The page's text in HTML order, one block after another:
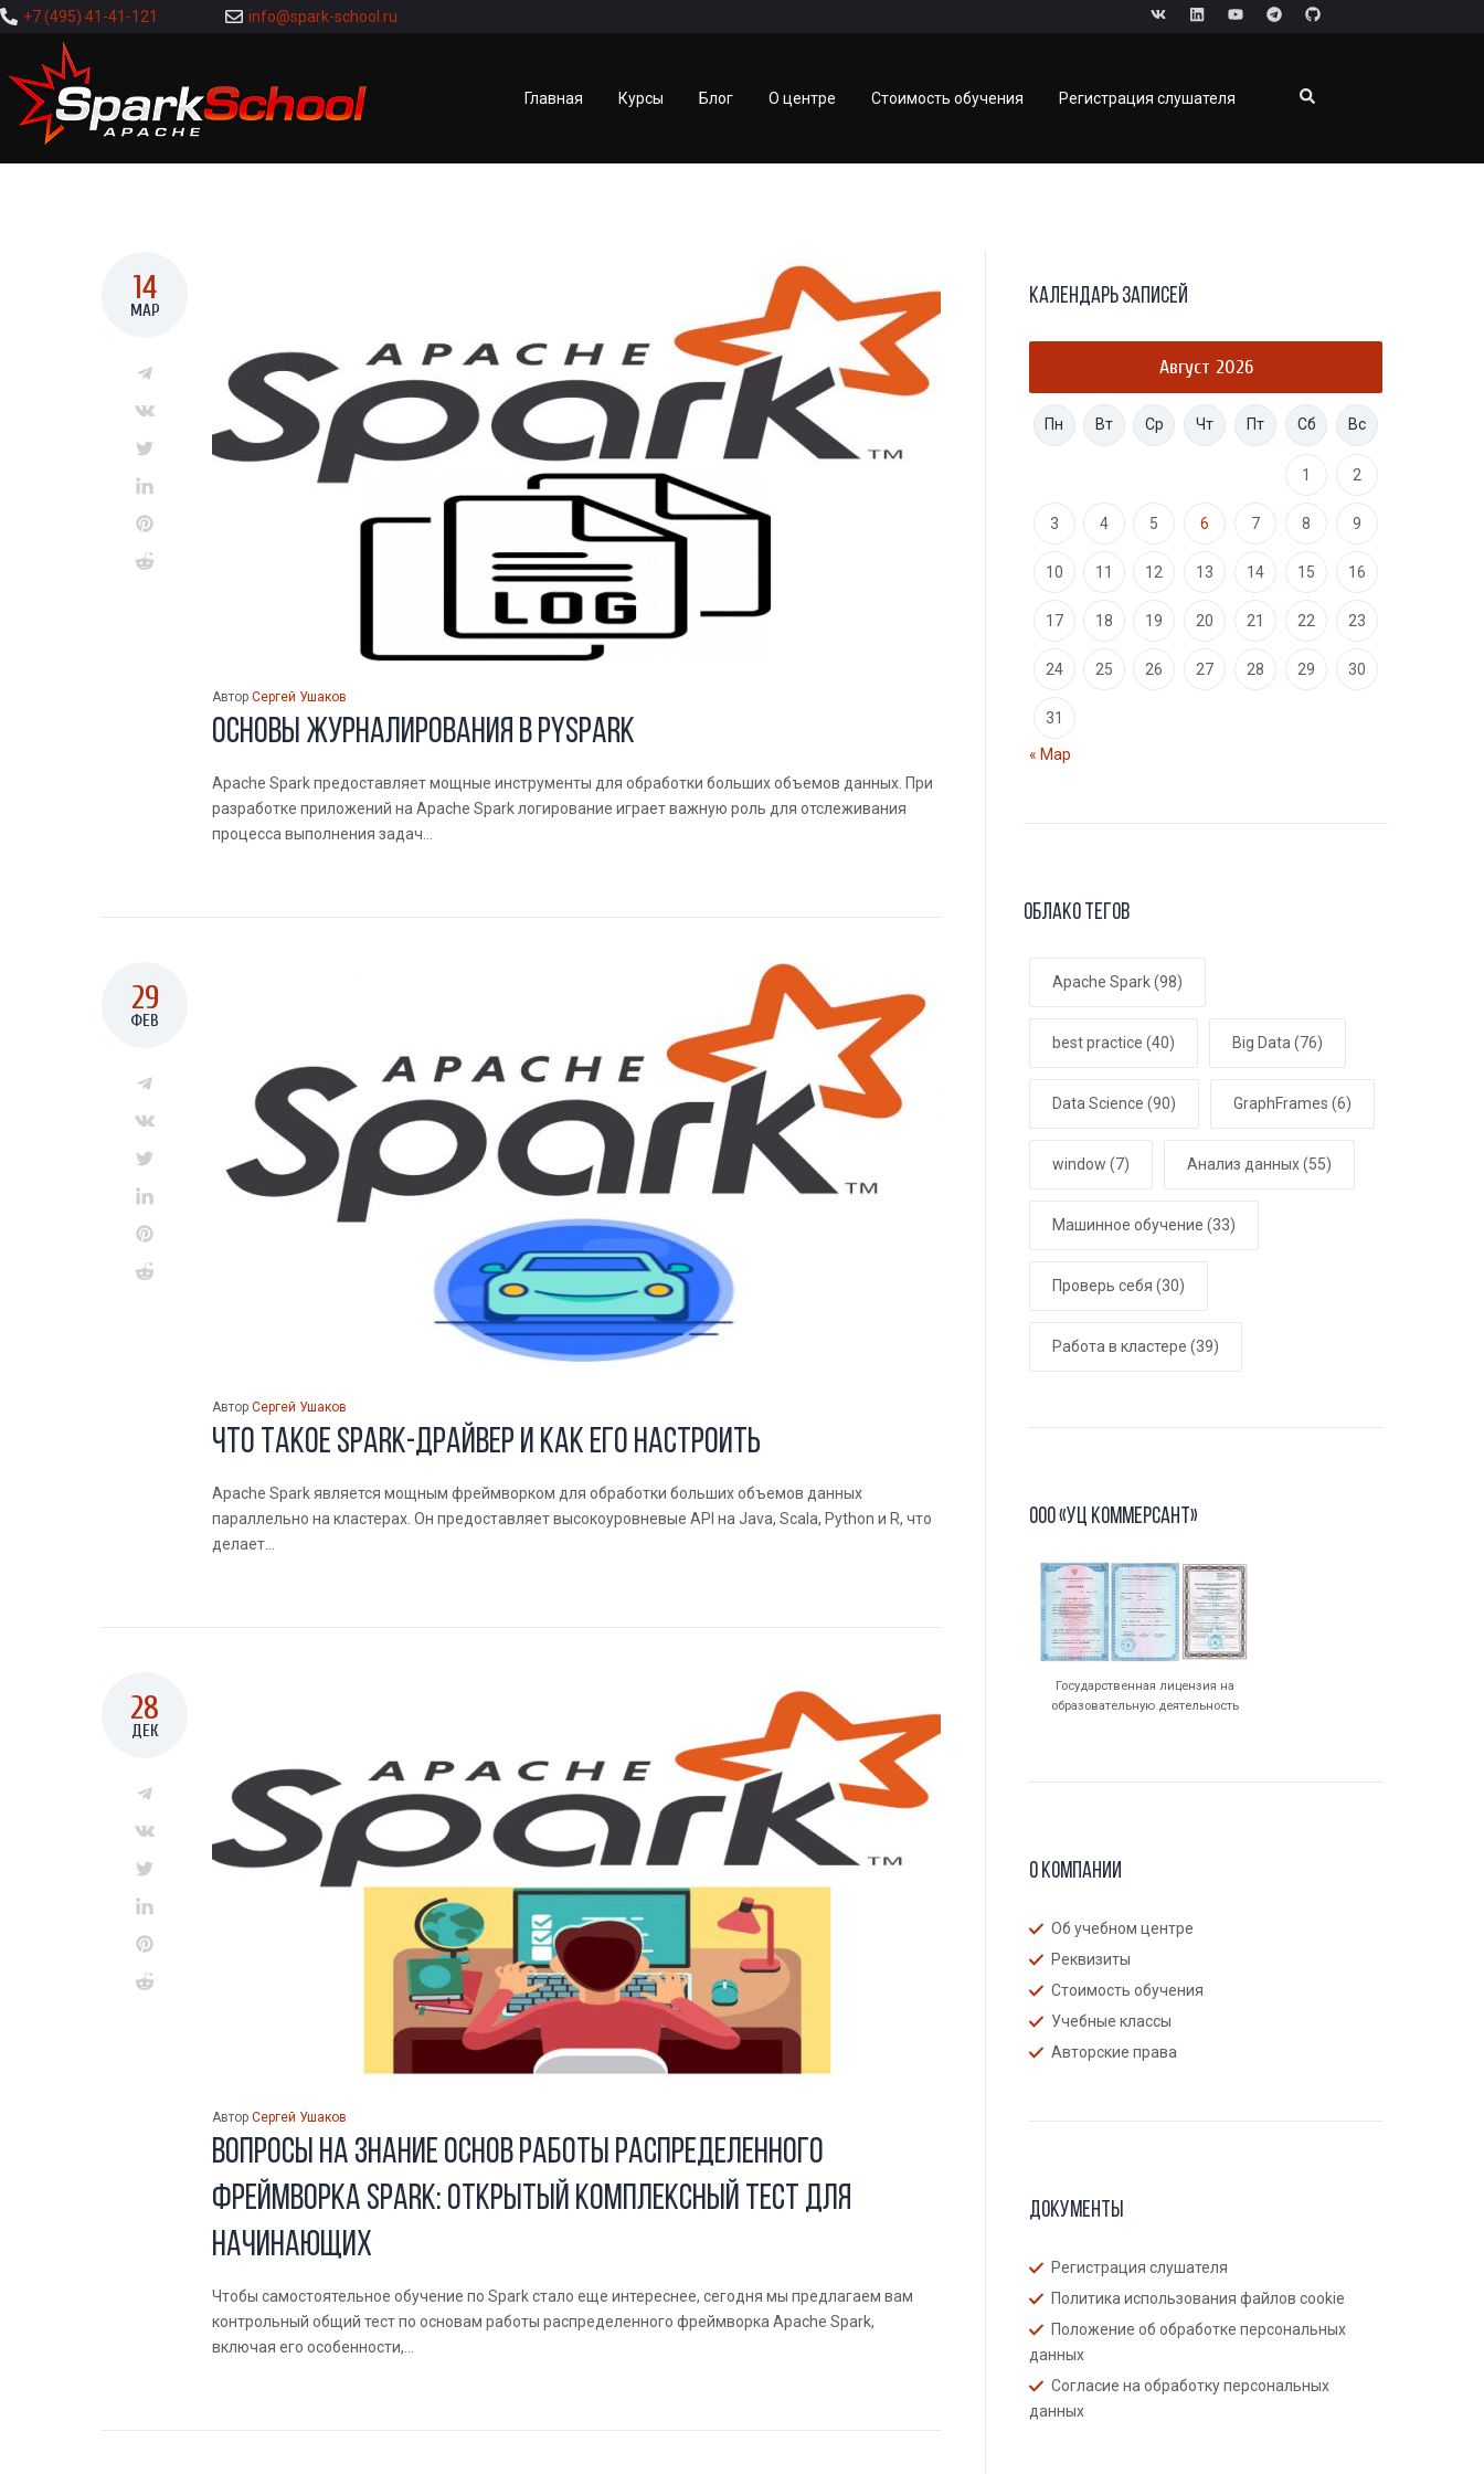
+7 (495) 41-41-121 info@spark-school.ru
Главная Курсы Блог О центре Стоимость обучения Регистрация слушателя
14
МАР
Автор Сергей Ушаков
Основы журналирования в Pyspark
Apache Spark предоставляет мощные инструменты для обработки больших объемов данных. При
разработке приложений на Apache Spark логирование играет важную роль для отслеживания
процесса выполнения задач...
29
ФЕВ
Автор Сергей Ушаков
Что такое Spark-драйвер и как его настроить
Apache Spark является мощным фреймворком для обработки больших объемов данных
параллельно на кластерах. Он предоставляет высокоуровневые API на Java, Scala, Python и R, что
делает...
28
ДЕК
Автор Сергей Ушаков
Вопросы на знание основ работы распределенного
фреймворка Spark: открытый комплексный тест для
начинающих
Чтобы самостоятельное обучение по Spark стало еще интереснее, сегодня мы предлагаем вам
контрольный общий тест по основам работы распределенного фреймворка Apache Spark,
включая его особенности,...
Календарь записей
Август 2026
Пн Вт Ср Чт Пт Сб Вс
1 2
3 4 5 6 7 8 9
10 11 12 13 14 15 16
17 18 19 20 21 22 23
24 25 26 27 28 29 30
31
« Мар
Облако тегов
Apache Spark(98)
best practice (40) Big Data (76)
Data Science (90) GraphFrames (6)
window (7) Анализ данных(55)
Машинное обучение (33)
Проверь себя (30)
Работа в кластере (39)
ООО «УЦ Коммерсант»
Государственная лицензия на
образовательную деятельность
О компании
Об учебном центре
Реквизиты
Стоимость обучения
Учебные классы
Авторские права
Документы
Регистрация слушателя
Политика использования файлов cookie
Положение об обработке персональных
данных
Согласие на обработку персональных
данных